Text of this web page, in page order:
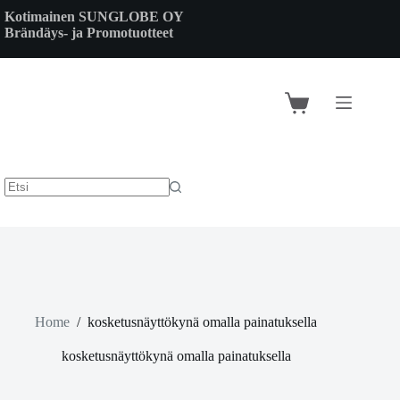
to
content
Kotimainen SUNGLOBE OY
Brändäys- ja Promotuotteet
Shopping
Home / kosketusnäyttökynä omalla painatuksella
kosketusnäyttökynä omalla painatuksella